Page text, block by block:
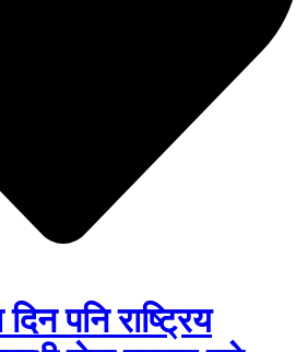
पनि राष्ट्रिय